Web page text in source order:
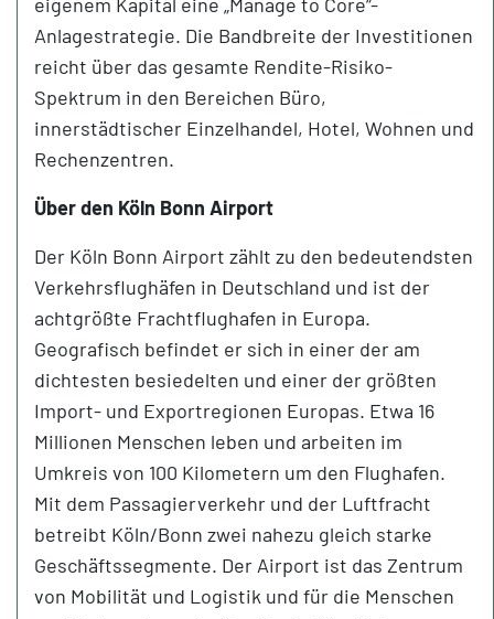
Anlagestrategie. Die Bandbreite der Investitionen
reicht über das gesamte Rendite-Risiko-
Spektrum in den Bereichen Büro,
innerstädtischer Einzelhandel, Hotel, Wohnen und
Rechenzentren.
Über den Köln Bonn Airport
Der Köln Bonn Airport zählt zu den bedeutendsten
Verkehrsflughäfen in Deutschland und ist der
achtgrößte Frachtflughafen in Europa.
Geografisch befindet er sich in einer der am
dichtesten besiedelten und einer der größten
Import- und Exportregionen Europas. Etwa 16
Millionen Menschen leben und arbeiten im
Umkreis von 100 Kilometern um den Flughafen.
Mit dem Passagierverkehr und der Luftfracht
betreibt Köln/Bonn zwei nahezu gleich starke
Geschäftssegmente. Der Airport ist das Zentrum
von Mobilität und Logistik und für die Menschen